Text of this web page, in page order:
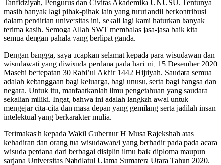
Tanfidziyah, Pengurus dan Civitas Akademika UNUSU. Tentunya
masih banyak lagi pihak-pihak lain yang turut andil berkontribusi
dalam pendirian universitas ini, sekali lagi kami haturkan banyak
terima kasih. Semoga Allah SWT membalas jasa-jasa baik kita
semua dengan pahala yang berlipat ganda.
Dengan bangga, saya ucapkan selamat kepada para wisudawan dan
wisudawati yang diwisuda perdana pada hari ini, 15 Desember 2020
Masehi bertepatan 30 Rabi’ul Akhir 1442 Hijriyah. Saudara semua
adalah kebanggaan bagi keluarga, bagi unusu, serta bagi bangsa dan
negara. Untuk itu, manfaatkanlah ilmu pengetahuan yang saudara
sekalian miliki. Ingat, bahwa ini adalah langkah awal untuk
mengejar cita-cita dan masa depan yang gemilang serta jadilah insan
intelektual yang berkarakter mulia.
Terimakasih kepada Wakil Gubernur H Musa Rajekshah atas
kehadiran dan orang tua wisudawan/i yang berhadir pada pada acara
wisuda perdana dari berbagai disiplin ilmu baik diploma maupun
sarjana Universitas Nahdlatul Ulama Sumatera Utara Tahun 2020.